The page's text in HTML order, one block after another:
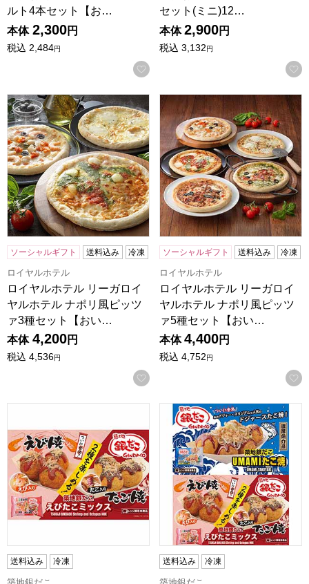
ルト4本セット【お…
本体 2,300円
税込 2,484円
お気に入りに登録する
セット(ミニ)12…
本体 2,900円
税込 3,132円
ロイヤルホテル リーガロイヤルホテル ナポリ風ピッツァ3
ソーシャルギフト 送料込み 冷凍
ロイヤルホテル
ロイヤルホテル リーガロイ
ヤルホテル ナポリ風ピッツ
ァ3種セット【おい…
本体 4,200円
税込 4,536円
お気に入りに登録する
ロイヤルホテル リーガロイ
ソーシャルギフト 送料込み 冷凍
ロイヤルホテル
ロイヤルホテル リーガロイ
ヤルホテル ナポリ風ピッツ
ァ5種セット【おい…
本体 4,400円
税込 4,752円
築地銀だこ UMAMIたこ焼＆えびたこミックスセット(UEM-
送料込み 冷凍
築地銀だこ UMAMIたこ焼＆
送料込み 冷凍